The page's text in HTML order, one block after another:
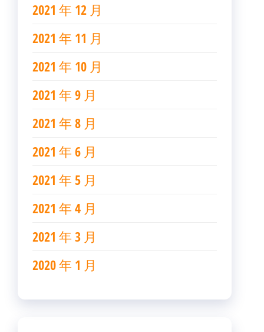
2021 年 12 月
2021 年 11 月
2021 年 10 月
2021 年 9 月
2021 年 8 月
2021 年 6 月
2021 年 5 月
2021 年 4 月
2021 年 3 月
2020 年 1 月